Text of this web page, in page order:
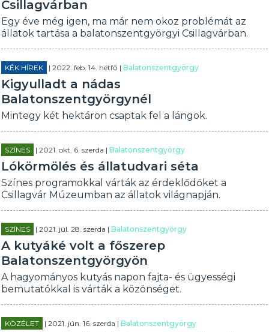
Csillagvárban
Egy éve még igen, ma már nem okoz problémát az
állatok tartása a balatonszentgyörgyi Csillagvárban.
KÉK HÍREK | 2022. feb. 14. hétfő |Balatonszentgyörgy
Kigyulladt a nádas
Balatonszentgyörgynél
Mintegy két hektáron csaptak fel a lángok.
SZÍNES | 2021. okt. 6. szerda |Balatonszentgyörgy
Lókörmölés és állatudvari séta
Színes programokkal várták az érdeklődőket a
Csillagvár Múzeumban az állatok világnapján.
SZÍNES | 2021. júl. 28. szerda |Balatonszentgyörgy
A kutyáké volt a főszerep
Balatonszentgyörgyön
A hagyományos kutyás napon fajta- és ügyességi
bemutatókkal is várták a közönséget.
KÖZÉLET | 2021. jún. 16. szerda |Balatonszentgyörgy